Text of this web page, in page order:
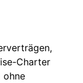
Charter
ohne